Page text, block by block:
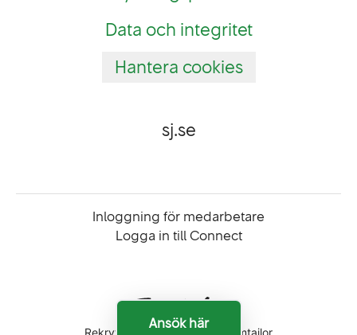
Ansök här
Data och integritet
Hantera cookies
sj.se
Inloggning för medarbetare
Logga in till Connect
Rekryteringsverktygfrån Teamtailor